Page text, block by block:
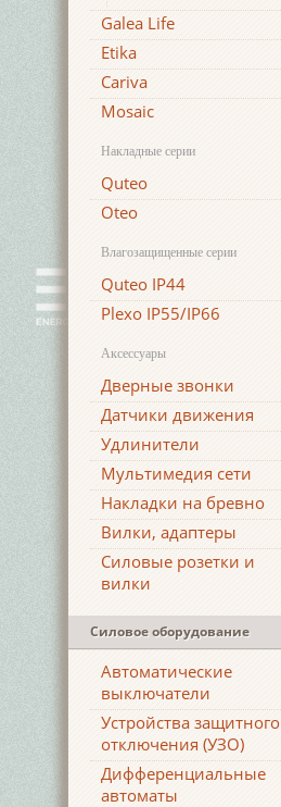
Galea Life
Etika
Cariva
Mosaic
Накладные серии
Quteo
Oteo
Влагозащищенные серии
Quteo IP44
Plexo IP55/IP66
Аксессуары
Дверные звонки
Датчики движения
Удлинители
Мультимедия сети
Накладки на бревно
Вилки, адаптеры
Силовые розетки и
вилки
Силовое оборудование
Автоматические
выключатели
Устройства защитного
отключения (УЗО)
Дифференциальные
автоматы